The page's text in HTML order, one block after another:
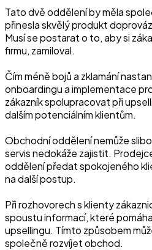
‍Tato dvě oddělení by měla
přinesla skvělý produkt
Musí se postarat o to, aby si
firmu, zamiloval.
Čím méně bojů a zklamání
onboardingu a implementace
zákazník spolupracovat při
dalším potenciálním klientům.
Obchodní oddělení nemůže
servis nedokáže zajistit.
oddělení předat spokojeného
na další postup.
Při rozhovorech s klienty
spoustu informací, které
upsellingu. Tímto způsobem
společně rozvíjet obchod.